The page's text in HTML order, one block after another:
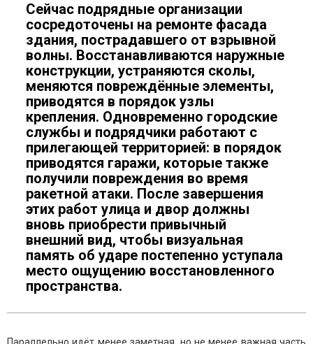
Сейчас подрядные организации
сосредоточены на ремонте фасада
здания, пострадавшего от взрывной
волны. Восстанавливаются наружные
конструкции, устраняются сколы,
меняются повреждённые элементы,
приводятся в порядок узлы
крепления. Одновременно городские
службы и подрядчики работают с
прилегающей территорией: в порядок
приводятся гаражи, которые также
получили повреждения во время
ракетной атаки. После завершения
этих работ улица и двор должны
вновь приобрести привычный
внешний вид, чтобы визуальная
память об ударе постепенно уступала
место ощущению восстановленного
пространства.